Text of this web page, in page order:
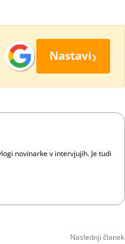
Nastavi›
novinarke v intervjujih. Je tudi
Naslednji članek